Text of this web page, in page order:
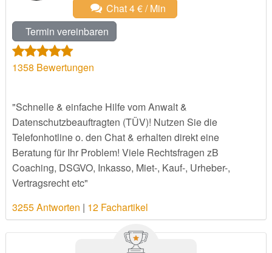
Chat 4 € / Min
Termin vereinbaren
1358 Bewertungen
"Schnelle & einfache Hilfe vom Anwalt &
Datenschutzbeauftragten (TÜV)! Nutzen Sie die
Telefonhotline o. den Chat & erhalten direkt eine
Beratung für Ihr Problem! Viele Rechtsfragen zB
Coaching, DSGVO, Inkasso, Miet-, Kauf-, Urheber-,
Vertragsrecht etc"
3255 Antworten | 12 Fachartikel